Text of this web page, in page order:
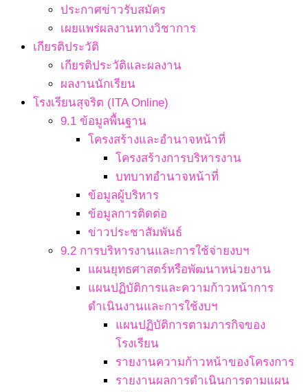
ประกาศข่าวรับสมัคร
เผยแพร่ผลงานทางวิชาการ
เกียรติประวัติ
เกียรติประวัติและผลงาน
ผลงานนักเรียน
โรงเรียนสุจริต (ITA Online)
9.1 ข้อมูลพื้นฐาน
โครงสร้างและอำนาจหน้าที่
โครงสร้างการบริหารงาน
บทบาทอำนาจหน้าที่
ข้อมูลผู้บริหาร
ข้อมูลการติดต่อ
ข่าวประชาสัมพันธ์
9.2 การบริหารงานและการใช้จ่ายงบฯ
แผนยุทธศาสตร์หรือพัฒนาหน่วยงาน
แผนปฏิบัติการและความก้าวหน้าการ
ดำเนินงานและการใช้งบฯ
แผนปฏิบัติการตามภารกิจของ
โรงเรียน
รายงานความก้าวหน้าของโครงการ
รายงานผลการดำเนินการตามแผน